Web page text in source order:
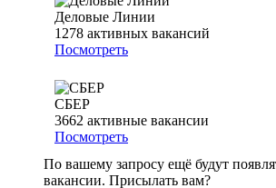
Деловые Линии
1278 активных вакансий
Посмотреть
СБЕР
3662 активные вакансии
Посмотреть
По вашему запросу ещё будут
вакансии. Присылать вам?